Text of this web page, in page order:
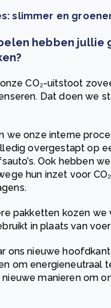
slimmer en
hebben jullie
CO₂-uitstoot
Dat doen we
we onze interne
overgestapt op
Ook hebben
hun inzet voor
pakketten kozen
in plaats van
ons nieuwe
om energieneutraal
manieren om